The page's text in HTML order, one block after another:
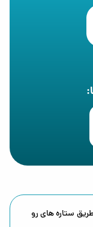
ستاره های رو